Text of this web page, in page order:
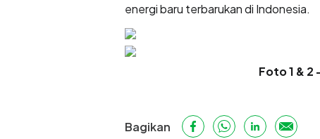
energi baru terbarukan di Indonesia.
Foto 1 &
Bagikan